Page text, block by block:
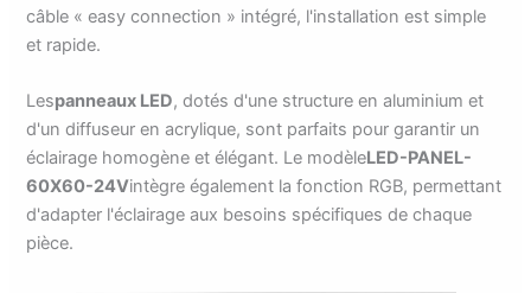
câble « easy connection » intégré, l'installation est simple
et rapide.
Lespanneaux LED, dotés d'une structure en aluminium et
d'un diffuseur en acrylique, sont parfaits pour garantir un
éclairage homogène et élégant. Le modèleLED-PANEL-
60X60-24Vintègre également la fonction RGB, permettant
d'adapter l'éclairage aux besoins spécifiques de chaque
pièce.